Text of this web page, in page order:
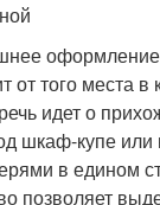
от того места в
идет о
шкаф-купе или
в едином
позволяет